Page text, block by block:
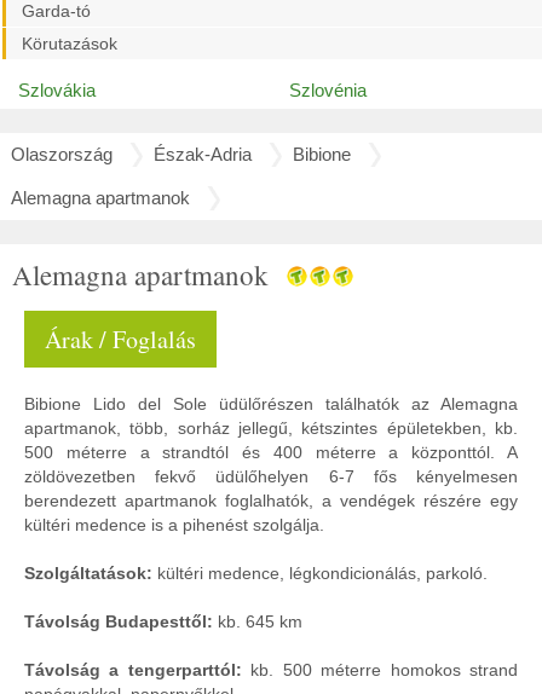
Garda-tó
Körutazások
Szlovákia Szlovénia
Olaszország Észak-Adria Bibione
Alemagna apartmanok
Alemagna apartmanok
Árak / Foglalás
Bibione Lido del Sole üdülőrészen találhatók az Alemagna
apartmanok, több, sorház jellegű, kétszintes épületekben, kb.
500 méterre a strandtól és 400 méterre a központtól. A
zöldövezetben fekvő üdülőhelyen 6-7 fős kényelmesen
berendezett apartmanok foglalhatók, a vendégek részére egy
kültéri medence is a pihenést szolgálja.
Szolgáltatások: kültéri medence, légkondicionálás, parkoló.
Távolság Budapesttől: kb. 645 km
Távolság a tengerparttól: kb. 500 méterre homokos strand